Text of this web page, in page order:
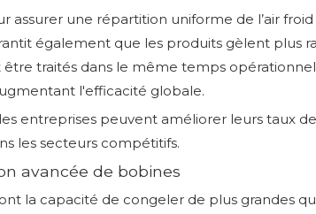
assurer une répartition uniforme de l’air
également que les produits gèlent plus
traités dans le même temps
l'efficacité globale.
entreprises peuvent améliorer leurs taux
les secteurs compétitifs.
avancée de bobines
la capacité de congeler de plus grandes